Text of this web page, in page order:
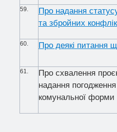
59.
Про надання
та збройних
60. Про деякі питання
61.
Про схвалення
надання
комунальної форми